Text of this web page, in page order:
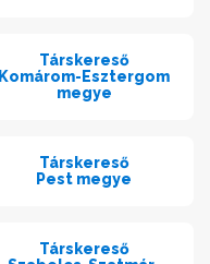
Társkereső
Komárom-Esztergom
megye
Társkereső
Pest megye
Társkereső